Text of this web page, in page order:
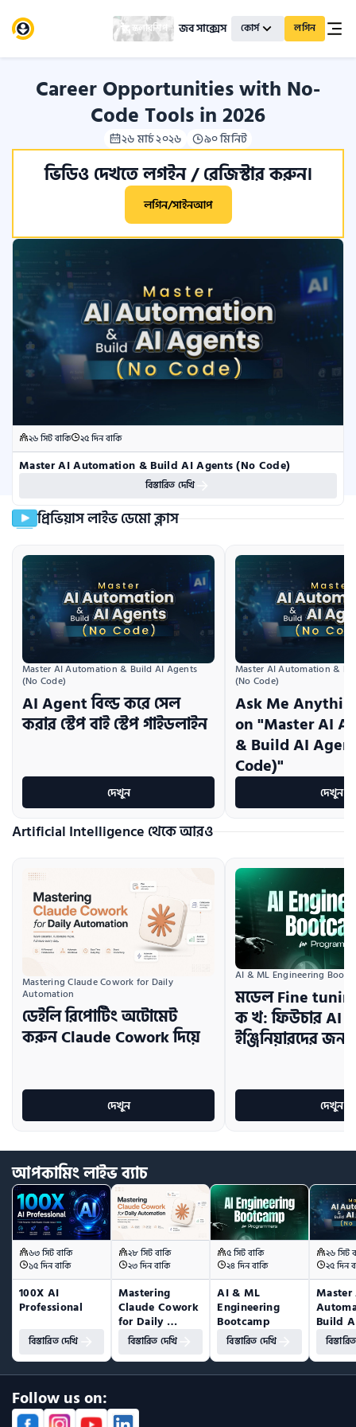
স্কলারশিপ জব সাক্সেস কোর্স লগিন
Career Opportunities with No-
Code Tools in 2026
২৬ মার্চ ২০২৬ ৯০ মিনিট
ভিডিও দেখতে লগইন / রেজিস্টার করুন।
লগিন/সাইনআপ
২৬ সিট বাকি ২৫ দিন বাকি
Master AI Automation & Build AI Agents (No Code)
বিস্তারিত দেখি
প্রিভিয়াস লাইভ ডেমো ক্লাস
Master AI Automation & Build AI Agents
(No Code)
AI Agent বিল্ড করে সেল
করার স্টেপ বাই স্টেপ গাইডলাইন
দেখুন
Master AI Automation &
(No Code)
Ask Me
on "Master AI
& Build AI
Code)"
দেখুন
Artificial Intelligence থেকে আরও
Mastering Claude Cowork for Daily
Automation
ডেইলি রিপোর্টিং অটোমেট
করুন Claude Cowork দিয়ে
দেখুন
AI & ML Engineering
মডেল Fine
ক খ: ফিউচার AI
ইঞ্জিনিয়ারদের জন্য
দেখুন
আপকামিংলাইভব্যাচ
৬৩ সিট বাকি
১৫ দিন বাকি
100X AI
Professional
বিস্তারিত দেখি
২৮ সিট বাকি
২৩ দিন বাকি
Mastering
Claude Cowork
for Daily
Automation
বিস্তারিত দেখি
৫ সিট বাকি
২৪ দিন বাকি
AI & ML
Engineering
Bootcamp
বিস্তারিত দেখি
২৬ সিট
২৫ দিন
Master
Build
(No
Follow us on: